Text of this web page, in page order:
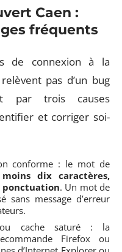
Caen :
fréquents
de connexion à la
pas d’un bug
par trois causes
et corriger soi-
conforme : le mot de
dix caractères,
. Un mot de
sans message d’erreur
ou cache saturé : la
Firefox ou